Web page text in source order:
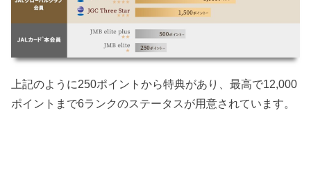
上記のように250ポイントから特典があり、最高で12,000
ポイントまで6ランクのステータスが用意されています。